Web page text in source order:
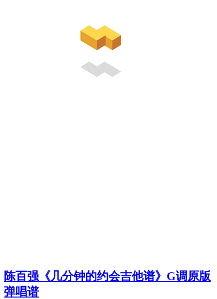
陈百强《几分钟的约会吉他谱》G调原版
弹唱谱